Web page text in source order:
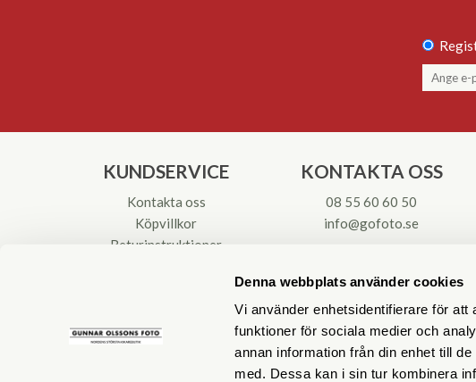
Denna webbplats använder cookies
Vi använder enhetsidentifierare för att
funktioner för sociala medier och
annan information från din enhet till
med. Dessa kan i sin tur kombinera
KUNDSERVICE
Kontakta oss
Köpvillkor
Returinstruktioner
KONTAKTA OSS
08 55 60 60 50
info@gofoto.se